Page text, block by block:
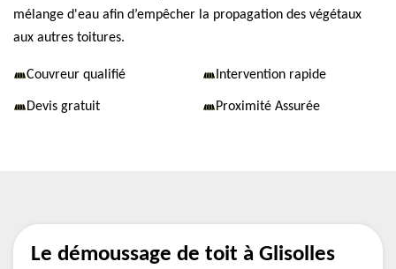
mélange d'eau afin d’empêcher la propagation des végétaux
aux autres toitures.
Couvreur qualifié Intervention rapide
Devis gratuit Proximité Assurée
Le démoussage de toit à Glisolles